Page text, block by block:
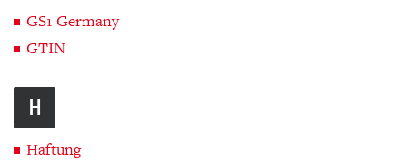
GS1 Germany
GTIN
H
Haftung